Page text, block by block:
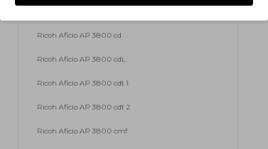
Ricoh Aficio AP 3800 cd
Ricoh Aficio AP 3800 cdL
Ricoh Aficio AP 3800 cdt 1
Ricoh Aficio AP 3800 cdt 2
Ricoh Aficio AP 3800 cmf